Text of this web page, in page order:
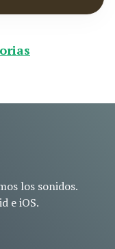
los sonidos.
e iOS.